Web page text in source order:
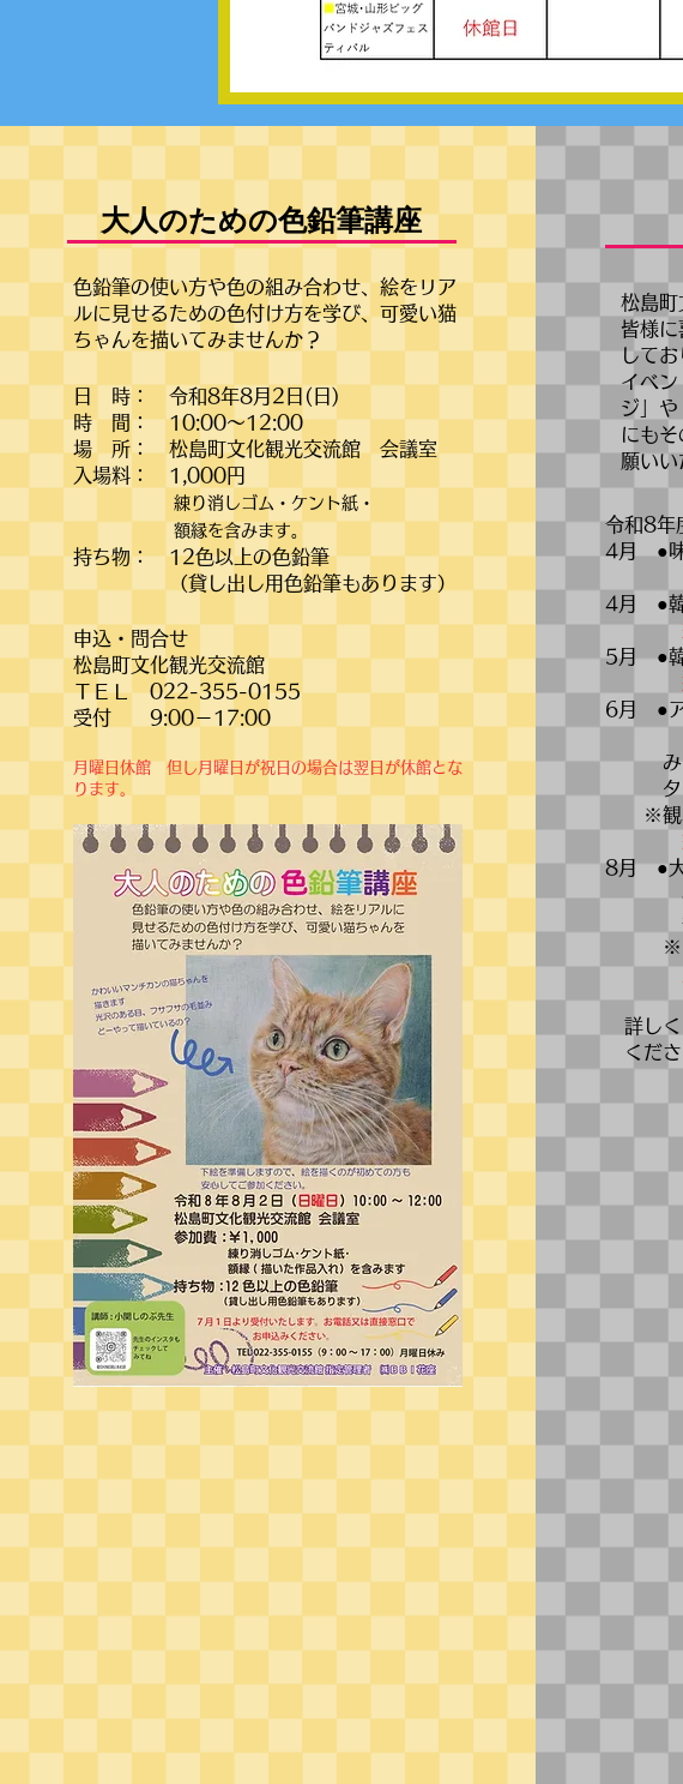
大人のための色鉛筆講座
色鉛筆の使い方や色の組み合わせ、絵をリア
ルに見せるための色付け方を学び、可愛い猫
ちゃんを描いてみませんか？
日 時： 令和8年8月2日(日)
時 間： 10:00～12:00
場 所： 松島町文化観光交流館 会議室
入場料： 1,000円
練り消しゴム・ケント紙・
額縁を含みます。
持ち物： 12色以上の色鉛筆
（貸し出し用色鉛筆もあります）
申込・問合せ
松島町文化観光交流館
​ＴＥＬ 022-355-0155
​受付 9:00－17:00
​月曜日休館 但し月曜日が祝日の場合は翌日が休館とな
ります。
松島町
皆様に
してお
イベン
ジ」
にも
願いい
令和8年
4月 ●味
4月 ●韓
5月 ●韓
6月 ●ア
6月
みちの
タッ
※観戦
8月 ●大
8月2
参加
※7月
詳しく
くだ